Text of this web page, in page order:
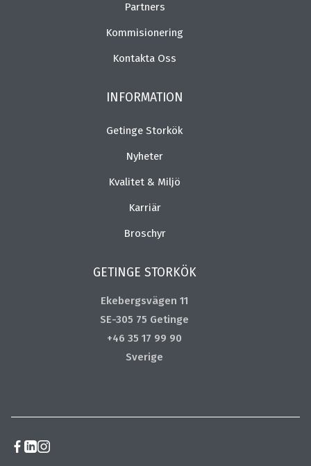
Partners
Kommisionering
Kontakta Oss
INFORMATION
Getinge Storkök
Nyheter
Kvalitet & Miljö
Karriär
Broschyr
GETINGE STORKÖK
Ekebergsvägen 11
SE-305 75 Getinge
+46 35 17 99 90
Sverige